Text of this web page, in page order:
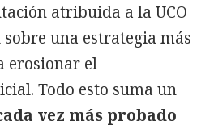
atribuida a la UCO
una estrategia más
erosionar el
Todo esto suma un
vez más probado